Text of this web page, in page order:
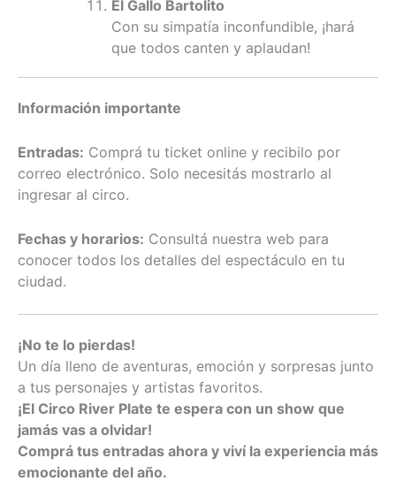
El Gallo Bartolito
Con su simpatía inconfundible, ¡hará
que todos canten y aplaudan!
Información importante
Entradas: Comprá tu ticket online y recibilo por
correo electrónico. Solo necesitás mostrarlo al
ingresar al circo.
Fechas y horarios: Consultá nuestra web para
conocer todos los detalles del espectáculo en tu
ciudad.
¡No te lo pierdas!
Un día lleno de aventuras, emoción y sorpresas junto
a tus personajes y artistas favoritos.
¡El Circo River Plate te espera con un show que
jamás vas a olvidar!
Comprá tus entradas ahora y viví la experiencia más
emocionante del año.